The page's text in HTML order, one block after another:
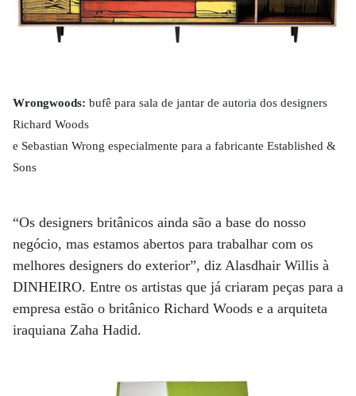
Wrongwoods: bufê para sala de jantar de autoria dos designers
Richard Woods
e Sebastian Wrong especialmente para a fabricante Established &
Sons
“Os designers britânicos ainda são a base do nosso
negócio, mas estamos abertos para trabalhar com os
melhores designers do exterior”, diz Alasdhair Willis à
DINHEIRO. Entre os artistas que já criaram peças para a
empresa estão o britânico Richard Woods e a arquiteta
iraquiana Zaha Hadid.